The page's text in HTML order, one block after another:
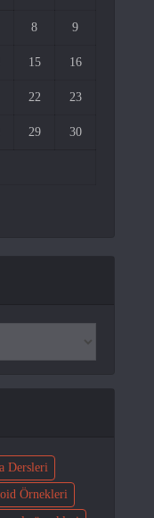
8 9
15 16
22 23
29 30
Dersleri
Örnekleri